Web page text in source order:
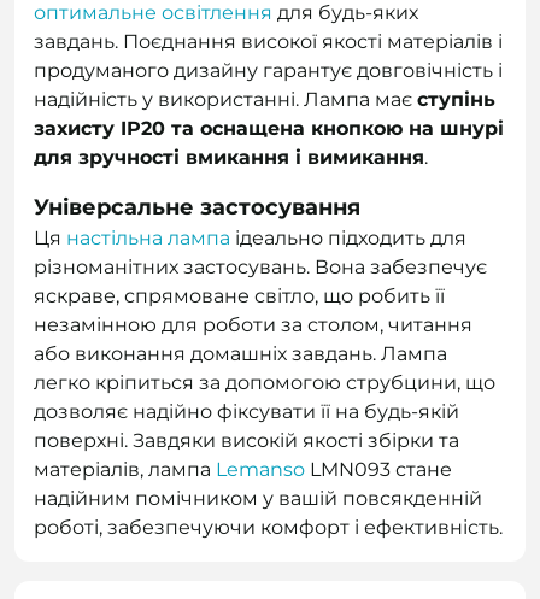
оптимальне освітлення для будь-яких
завдань. Поєднання високої якості матеріалів і
продуманого дизайну гарантує довговічність і
надійність у використанні. Лампа має ступінь
захисту IP20 та оснащена кнопкою на шнурі
для зручності вмикання і вимикання.
Універсальне застосування
Ця настільна лампа ідеально підходить для
різноманітних застосувань. Вона забезпечує
яскраве, спрямоване світло, що робить її
незамінною для роботи за столом, читання
або виконання домашніх завдань. Лампа
легко кріпиться за допомогою струбцини, що
дозволяє надійно фіксувати її на будь-якій
поверхні. Завдяки високій якості збірки та
матеріалів, лампа Lemanso LMN093 стане
надійним помічником у вашій повсякденній
роботі, забезпечуючи комфорт і ефективність.